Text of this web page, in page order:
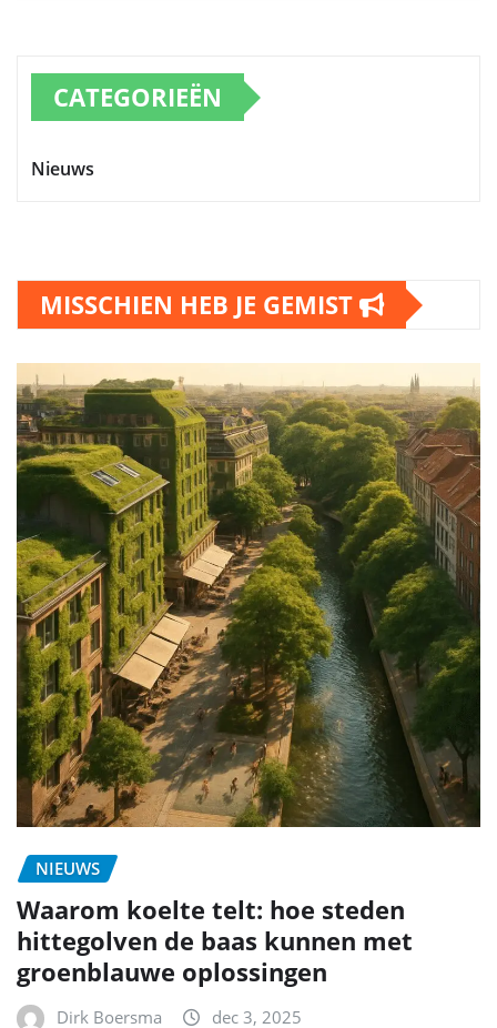
CATEGORIEËN
Nieuws
MISSCHIEN HEB JE GEMIST
NIEUWS
Waarom koelte telt: hoe steden
hittegolven de baas kunnen met
groenblauwe oplossingen
Dirk Boersma dec 3, 2025